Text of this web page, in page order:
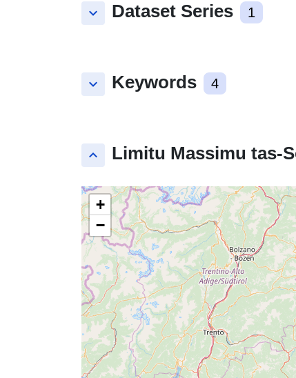
keyboard_arrow_down Dataset Series 1
keyboard_arrow_down Keywords 4
keyboard_arrow_up Limitu Massimu tas-
+
−